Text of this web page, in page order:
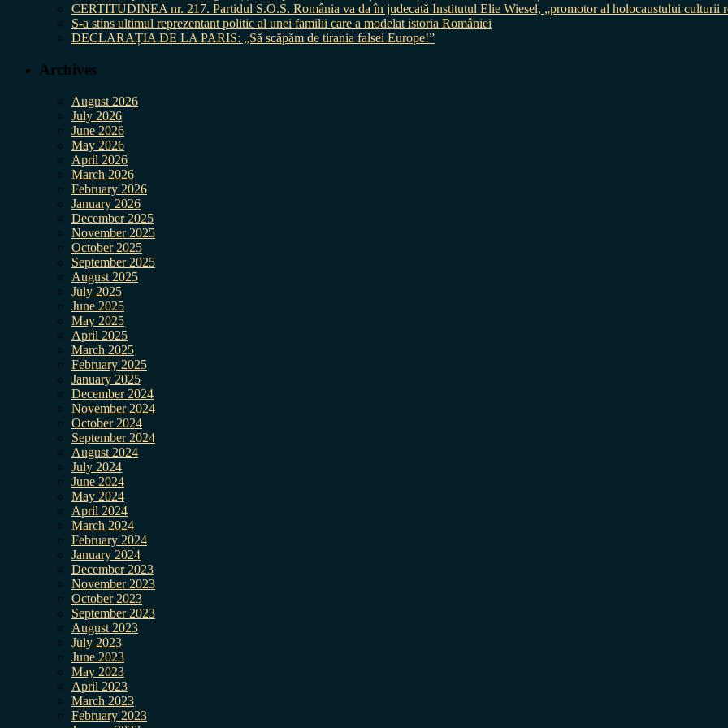
CERTITUDINEA nr. 217. Partidul S.O.S. România va da în judecată Institutul Elie Wiesel, „promotor al holocaustului culturii
S-a stins ultimul reprezentant politic al unei familii care a modelat istoria României
DECLARAȚIA DE LA PARIS: „Să scăpăm de tirania falsei Europe!”
Archives
August 2026
July 2026
June 2026
May 2026
April 2026
March 2026
February 2026
January 2026
December 2025
November 2025
October 2025
September 2025
August 2025
July 2025
June 2025
May 2025
April 2025
March 2025
February 2025
January 2025
December 2024
November 2024
October 2024
September 2024
August 2024
July 2024
June 2024
May 2024
April 2024
March 2024
February 2024
January 2024
December 2023
November 2023
October 2023
September 2023
August 2023
July 2023
June 2023
May 2023
April 2023
March 2023
February 2023